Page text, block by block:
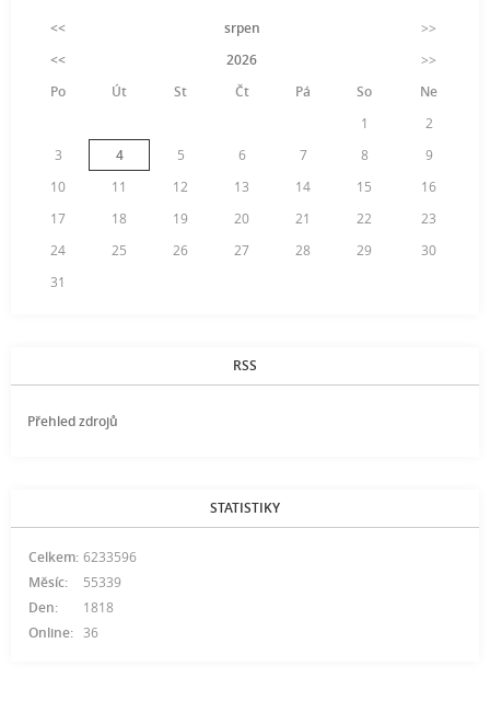
<< srpen
>>
<<
2026
>>
Po
Út St Čt Pá So
Ne
1
2
3
4 5 6 7 8
9
10
11 12 13 14 15
16
17
18 19 20 21 22
23
24
25 26 27 28 29
30
31
RSS
Přehled zdrojů
STATISTIKY
Online: 36
Celkem: 6233596
Měsíc:
55339
Den:
1818